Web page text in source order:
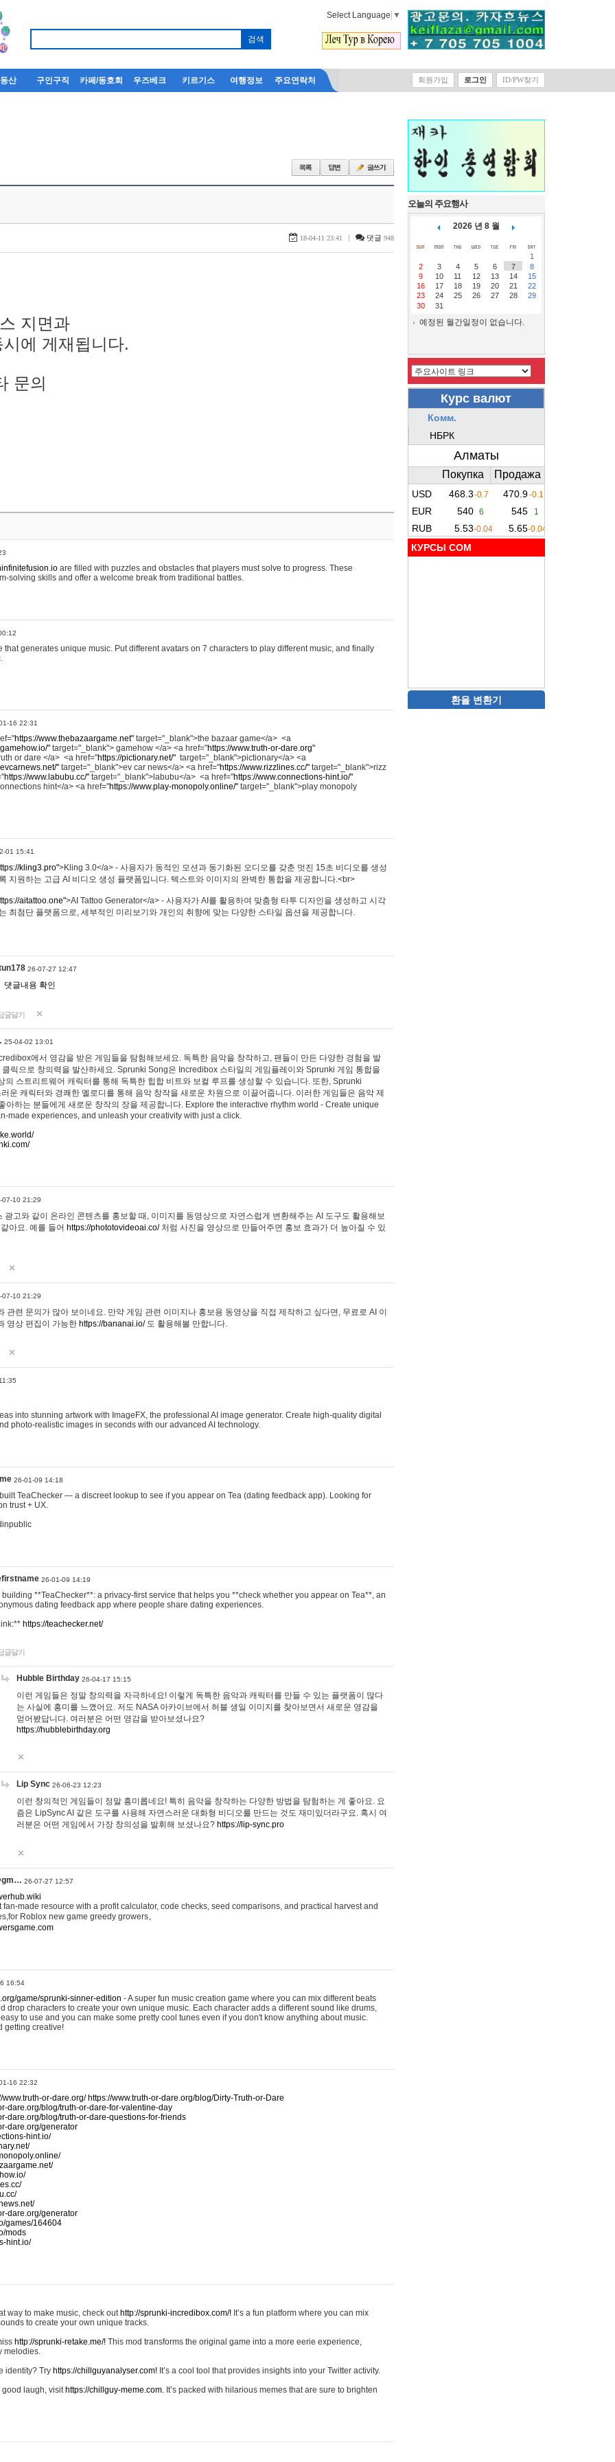
Select Language ▼
산 구인구직 카페/동호회 우즈베크 키르기스 여행정보 주요연락처 회원가입 로그인 ID/PW찾기
18-04-11 23:41 | 댓글 948
지면과
에 게재됩니다.
문의
are filled with puzzles and obstacles that players must solve to progress. These
solving skills and offer a welcome break from traditional battles.
that generates unique music. Put different avatars on 7 characters to play different music, and finally
16 22:31
https://www.thebazaargame.net" target="_blank">the bazaar game</a> <a
" target="_blank"> gamehow </a> <a href="https://www.truth-or-dare.org"
or dare </a> <a href="https://pictionary.net/" target="_blank">pictionary</a> <a
" target="_blank">ev car news</a> <a href="https://www.rizzlines.cc/" target="_blank">rizz
https://www.labubu.cc/" target="_blank">labubu</a> <a href="https://www.connections-hint.io/"
hint</a> <a href="https://www.play-monopoly.online/" target="_blank">play monopoly
01 15:41
kling3.pro">Kling 3.0</a> - 사용자가 동적인 모션과 동기화된 오디오를 갖춘 멋진 15초 비디오를 생성
지원하는 고급 AI 비디오 생성 플랫폼입니다. 텍스트와 이미지의 완벽한 통합을 제공합니다.<br>
aitattoo.one">AI Tattoo Generator</a> - 사용자가 AI를 활용하여 맞춤형 타투 디자인을 생성하고 시각
최첨단 플랫폼으로, 세부적인 미리보기와 개인의 취향에 맞는 다양한 스타일 옵션을 제공합니다.
26-07-27 12:47
댓글내용 확인
글달기
25-04-02 13:01
에서 영감을 받은 게임들을 탐험해보세요. 독특한 음악을 창작하고, 팬들이 만든 다양한 경험을 발
클릭으로 창의력을 발산하세요. Sprunki Song은 Incredibox 스타일의 게임플레이와 Sprunki 게임 통합을
의 스트리트웨어 캐릭터를 통해 독특한 힙합 비트와 보컬 루프를 생성할 수 있습니다. 또한, Sprunki
운 캐릭터와 경쾌한 멜로디를 통해 음악 창작을 새로운 차원으로 이끌어줍니다. 이러한 게임들은 음악 제
아하는 분들에게 새로운 창작의 장을 제공합니다. Explore the interactive rhythm world - Create unique
made experiences, and unleash your creativity with just a click.
07-10 21:29
광고와 같이 온라인 콘텐츠를 홍보할 때, 이미지를 동영상으로 자연스럽게 변환해주는 AI 도구도 활용해보
아요. 예를 들어 https://phototovideoai.co/처럼 사진을 영상으로 만들어주면 홍보 효과가 더 높아질 수 있
07-10 21:29
관련 문의가 많아 보이네요. 만약 게임 관련 이미지나 홍보용 동영상을 직접 제작하고 싶다면, 무료로 AI 이
영상 편집이 가능한 https://bananai.io/도 활용해볼 만합니다.
into stunning artwork with ImageFX, the professional AI image generator. Create high-quality digital
photo-realistic images in seconds with our advanced AI technology.
26-01-09 14:18
TeaChecker — a discreet lookup to see if you appear on Tea (dating feedback app). Looking for
trust + UX.
26-01-09 14:19
building **TeaChecker**: a privacy-first service that helps you **check whether you appear on Tea**, an
dating feedback app where people share dating experiences.
https://teachecker.net/
글달기
Hubble Birthday 26-04-17 15:15
이런 게임들은 정말 창의력을 자극하네요! 이렇게 독특한 음악과 캐릭터를 만들 수 있는 플랫폼이 많다
는 사실에 흥미를 느꼈어요. 저도 NASA 아카이브에서 허블 생일 이미지를 찾아보면서 새로운 영감을
얻어봤답니다. 여러분은 어떤 영감을 받아보셨나요?
https://hubblebirthday.org
Lip Sync 26-06-23 12:23
이런 창의적인 게임들이 정말 흥미롭네요! 특히 음악을 창작하는 다양한 방법을 탐험하는 게 좋아요. 요
즘은 LipSync AI 같은 도구를 사용해 자연스러운 대화형 비디오를 만드는 것도 재미있더라구요. 혹시 여
러분은 어떤 게임에서 가장 창의성을 발휘해 보셨나요? https://lip-sync.pro
26-07-27 12:57
made resource with a profit calculator, code checks, seed comparisons, and practical harvest and
Roblox new game greedy growers。
16:54
game/sprunki-sinner-edition - A super fun music creation game where you can mix different beats
drop characters to create your own unique music. Each character adds a different sound like drums,
to use and you can make some pretty cool tunes even if you don't know anything about music.
getting creative!
16 22:32
www.truth-or-dare.org/ https://www.truth-or-dare.org/blog/Dirty-Truth-or-Dare
dare.org/blog/truth-or-dare-for-valentine-day
dare.org/blog/truth-or-dare-questions-for-friends
dare.org/generator
hint.io/
dare.org/generator
games/164604
mods
hint.io/
way to make music, check out http://sprunki-incredibox.com/! It’s a fun platform where you can mix
to create your own unique tracks.
http://sprunki-retake.me/! This mod transforms the original game into a more eerie experience,
melodies.
identity? Try https://chillguyanalyser.com! It’s a cool tool that provides insights into your Twitter activity.
good laugh, visit https://chillguy-meme.com. It’s packed with hilarious memes that are sure to brighten
오늘의 주요행사
2026 년 8 월
1
2
3 4 5 6 7
8
9
10 11 12 13 14
15
16
17 18 19 20 21
22
23
24 25 26 27 28
29
30
31
예정된 월간일정이 없습니다.
КУРСЫ COM
환율 변환기